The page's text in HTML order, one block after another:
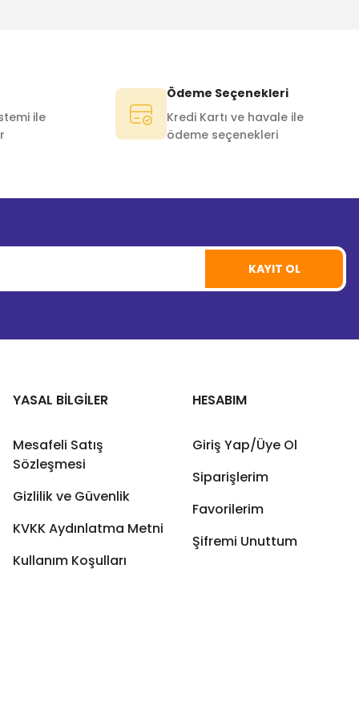
ile
Ödeme Seçenekleri
Kredi Kartı ve havale ile
ödeme seçenekleri
KAYIT OL
YASAL BİLGİLER
Mesafeli Satış
Sözleşmesi
Gizlilik ve Güvenlik
KVKK Aydınlatma Metni
Kullanım Koşulları
HESABIM
Giriş Yap/Üye Ol
Siparişlerim
Favorilerim
Şifremi Unuttum